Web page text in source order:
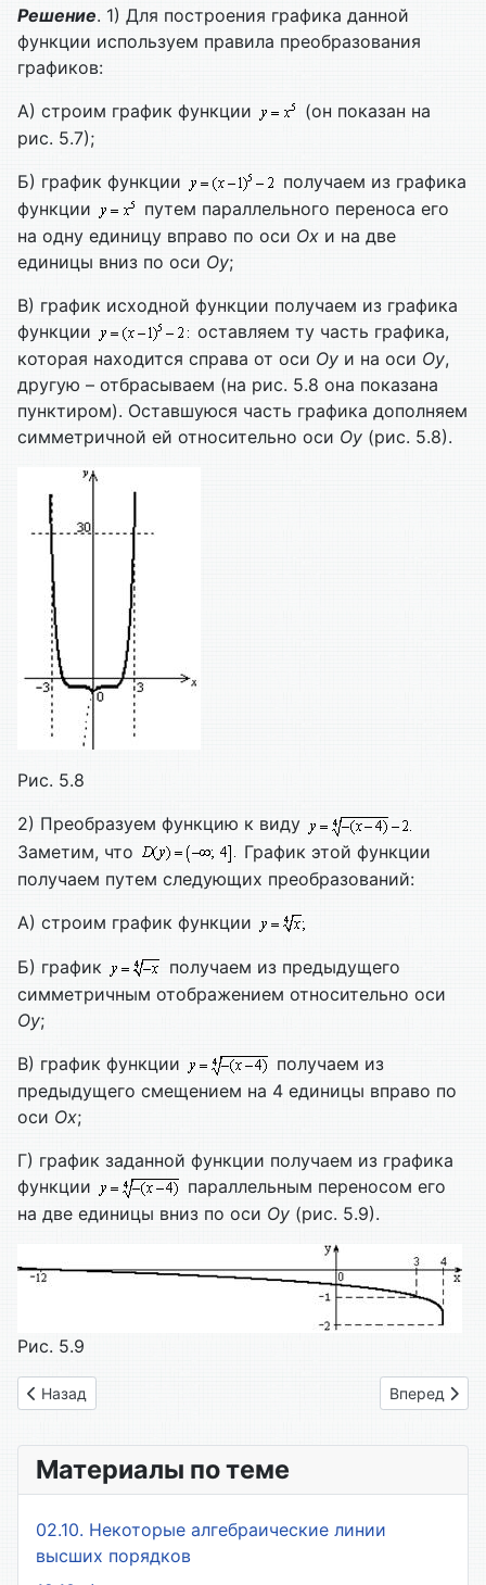
Решение. 1) Для построения графика данной
функции используем правила преобразования
графиков:
А) строим график функции
(он показан на
рис. 5.7);
Б) график функции
получаем из графика
функции
путем параллельного переноса его
на одну единицу вправо по оси Ох и на две
единицы вниз по оси Оу;
В) график исходной функции получаем из графика
функции
оставляем ту часть графика,
которая находится справа от оси Оу и на оси Оу,
другую – отбрасываем (на рис. 5.8 она показана
пунктиром). Оставшуюся часть графика дополняем
симметричной ей относительно оси Оу (рис. 5.8).
Рис. 5.8
2) Преобразуем функцию к виду
Заметим, что
График этой функции
получаем путем следующих преобразований:
А) строим график функции
Б) график
получаем из предыдущего
симметричным отображением относительно оси
Оу;
В) график функции
получаем из
предыдущего смещением на 4 единицы вправо по
оси Ох;
Г) график заданной функции получаем из графика
функции
параллельным переносом его
на две единицы вниз по оси Оу (рис. 5.9).
Рис. 5.9
Предыдущий: 38. Задания
Назад Следующий:
Вперед
Материалы по теме
02.10. Некоторые алгебраические линии
высших порядков